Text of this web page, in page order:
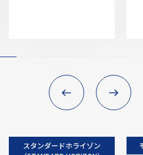
スタンダードホライゾン